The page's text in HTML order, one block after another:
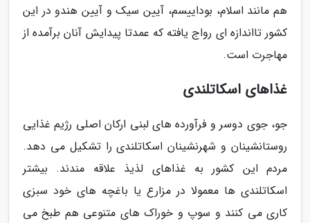
هم مانند اسلام، بوداییسم، آیین سیک و آیین هندو در این
کشور تااندازه ای رواج یافته که عمدتا پیدایش آنان برآمده از
مهاجرت است.
غذاهای اسکاتلندی
جو، جوی دوسر و فرآورده های لبنی ارکان اصلی رژیم غذایی
روستانشینان و شهرنشینان اسکاتلندی را تشکیل می دهد.
مردم این کشور به غذاهای لذیذ علاقه مندند. بیشتر
اسکاتلندی ها معمولا در مزارع یا باغچه های خود سبزی
کاری می کنند و سوپ و خوراک های متنوعی هم طبخ می